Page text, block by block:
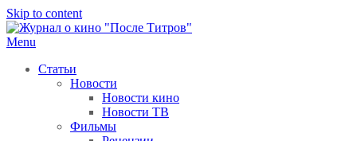
Skip to content
Menu
Статьи
Новости
Новости кино
Новости ТВ
Фильмы